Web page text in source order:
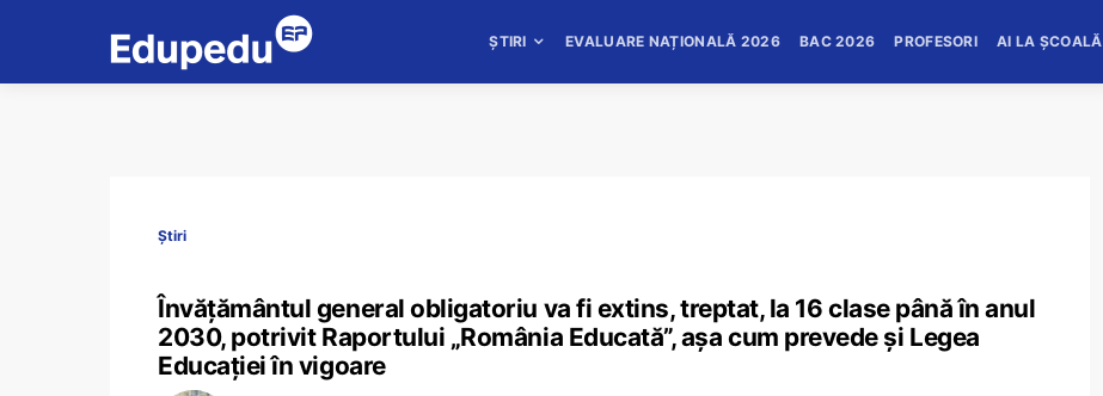
ȘTIRI EVALUARE NAȚIONALĂ 2026 BAC 2026 PROFESORI AI LA ȘCOALĂ
Știri
Învățământul general obligatoriu va fi extins, treptat, la 16 clase până în anul
2030, potrivit Raportului „România Educată”, așa cum prevede și Legea
Educației în vigoare